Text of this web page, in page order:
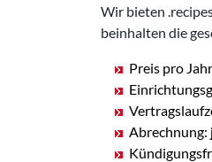
Wir bieten
beinhalten die
Preis pro
Abrechnung: